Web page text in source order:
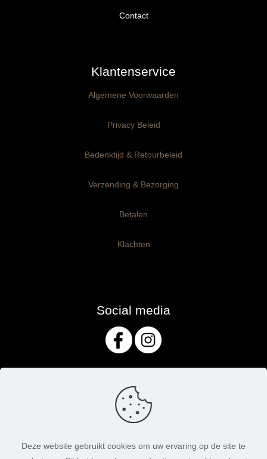
Proefpakket
3mm dik
6mm dik
Kant-en-Klaar panelen
3mm dik
6mm dik
Ophangklaar panelen
Maatwerk
Contact
Klantenservice
Algemene Voorwaarden
Privacy Beleid
Bedenktijd & Retourbeleid
Verzending & Bezorging
Betalen
Klachten
Social media
Deze website gebruikt cookies om uw ervaring op de site te